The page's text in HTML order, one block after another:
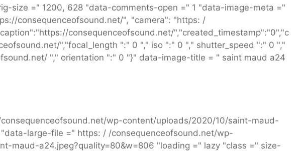
size =" 1200, 628 "data-comments-open =" 1 "data-image-meta ="
consequenceofsound.net/", "camera": "https: /
consequenceofsound.net/","created_timestamp":"0","c
","focal_length ":" 0 "," iso ":" 0 "," shutter_speed ":" 0 ","
"," orientation ":" 0 "}" data-image-title = " saint maud a24
wp-content/uploads/2020/10/saint-maud-
large-file =" https: / /consequenceofsound.net/wp-
maud-a24.jpeg?quality=80&w=806 "loading =" lazy "class =" size-